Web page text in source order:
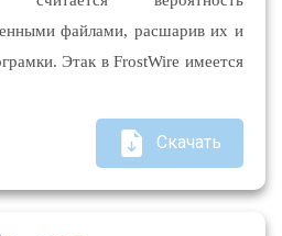
файлами, расшарив их и
Этак в FrostWire имеется
Скачать